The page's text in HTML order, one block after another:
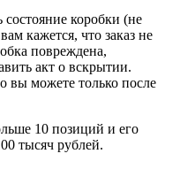
коробки (не
кажется, что заказ не
повреждена,
акт о вскрытии.
вы можете только после
10 позиций и его
тысяч рублей.